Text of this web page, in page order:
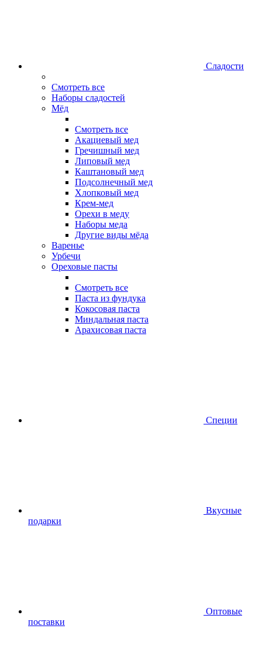
Сладости
Смотреть все
Наборы сладостей
Мёд
Смотреть все
Акациевый мед
Гречишный мед
Липовый мед
Каштановый мед
Подсолнечный мед
Хлопковый мед
Крем-мед
Орехи в меду
Наборы меда
Другие виды мёда
Варенье
Урбечи
Ореховые пасты
Смотреть все
Паста из фундука
Кокосовая паста
Миндальная паста
Арахисовая паста
Специи
Вкусные
подарки
Оптовые
поставки